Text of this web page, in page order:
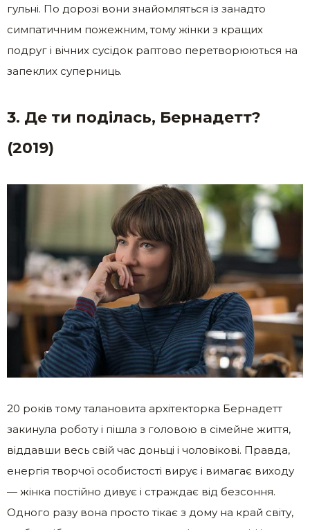
гульні. По дорозі вони знайомляться із занадто
симпатичним пожежним, тому жінки з кращих
подруг і вічних сусідок раптово перетворюються на
запеклих суперниць.
3. Де ти поділась, Бернадетт?
(2019)
20 років тому талановита архітекторка Бернадетт
закинула роботу і пішла з головою в сімейне життя,
віддавши весь свій час доньці і чоловікові. Правда,
енергія творчої особистості вирує і вимагає виходу
— жінка постійно дивує і страждає від безсоння.
Одного разу вона просто тікає з дому на край світу,